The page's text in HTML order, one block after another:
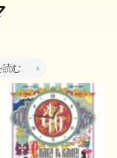
読む
島の街で愛し合っ
を舞台にした日本
エロス、そして死を
。破天荒な話題作を
ズ会員にも選ばれ
る邦訳最新刊。